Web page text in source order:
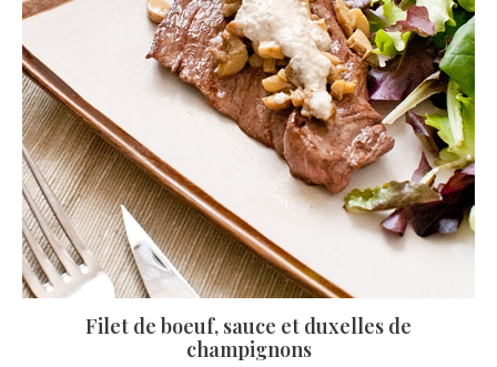
Filet de boeuf, sauce et duxelles de
champignons